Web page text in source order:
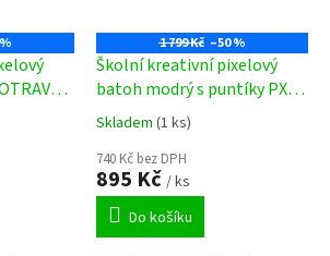
1 799 Kč –50 %
Školní kreativní pixelový
batoh modrý s puntíky PXB-
06-84
Skladem (1 ks)
740 Kč bez DPH
895 Kč / ks
Do košíku